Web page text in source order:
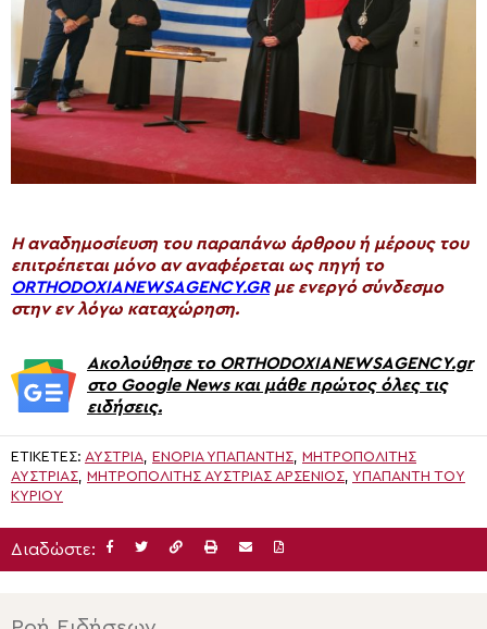
H αναδημοσίευση του παραπάνω άρθρου ή μέρους του
επιτρέπεται μόνο αν αναφέρεται ως πηγή το
ORTHODOXIANEWSAGENCY.GRμε ενεργό σύνδεσμο
στην εν λόγω καταχώρηση.
Ακολούθησε το ORTHODOXIANEWSAGENCY.gr
στο Google News και μάθε πρώτος όλες τις
ειδήσεις.
ΕΤΙΚΈΤΕΣ: ΑΥΣΤΡΊΑ, ΕΝΟΡΊΑ ΥΠΑΠΑΝΤΉΣ, ΜΗΤΡΟΠΟΛΙΤΗΣ
ΑΥΣΤΡΙΑΣ, ΜΗΤΡΟΠΟΛΊΤΗΣ ΑΥΣΤΡΊΑΣ ΑΡΣΈΝΙΟΣ, ΥΠΑΠΑΝΤΉ ΤΟΥ
ΚΥΡΊΟΥ
Διαδώστε: